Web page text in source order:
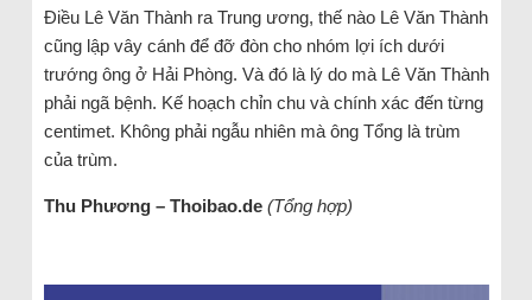
Điều Lê Văn Thành ra Trung ương, thế nào Lê Văn Thành
cũng lập vây cánh để đỡ đòn cho nhóm lợi ích dưới
trướng ông ở Hải Phòng. Và đó là lý do mà Lê Văn Thành
phải ngã bệnh. Kế hoạch chỉn chu và chính xác đến từng
centimet. Không phải ngẫu nhiên mà ông Tổng là trùm
của trùm.
Thu Phương – Thoibao.de (Tổng hợp)